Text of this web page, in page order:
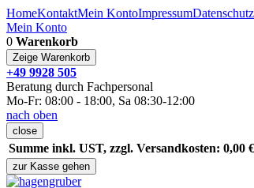
HomeKontaktMein KontoImpressumDatenschutz
Mein Konto
0 Warenkorb
Zeige Warenkorb
+49 9928 505
Beratung durch Fachpersonal
Mo-Fr: 08:00 - 18:00, Sa 08:30-12:00
nach oben
close
Summe inkl. UST, zzgl. Versandkosten: 0,00 €
zur Kasse gehen